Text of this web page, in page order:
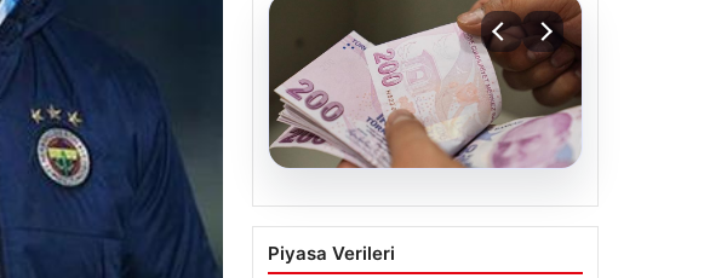
05.08.2026
Bayram ikramiyeleri ne
zaman yatacak? 2026
Piyasa Verileri